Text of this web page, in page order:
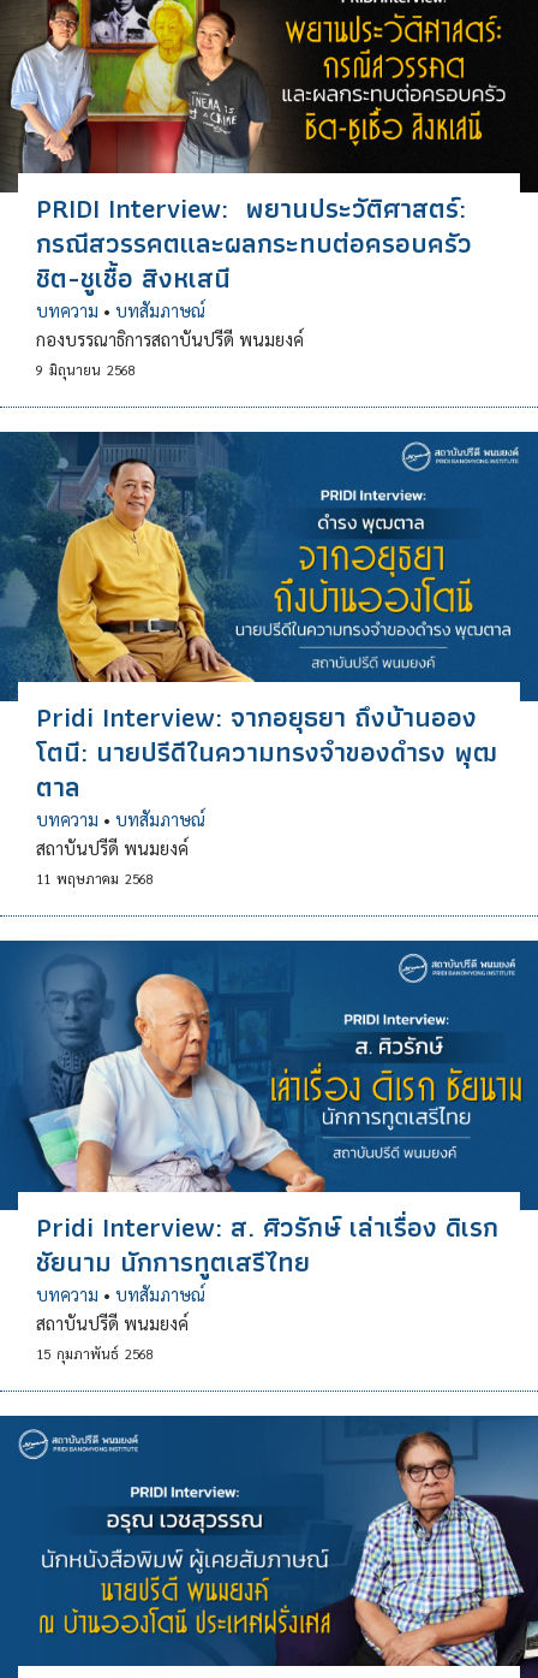
PRIDI Interview: พยานประวัติศาสตร์:
กรณีสวรรคตและผลกระทบต่อครอบครัว
ชิต-ชูเชื้อ สิงหเสนี
บทความ • บทสัมภาษณ์
กองบรรณาธิการสถาบันปรีดี พนมยงค์
9 มิถุนายน 2568
Pridi Interview: จากอยุธยา ถึงบ้านออง
โตนี: นายปรีดีในความทรงจำของดำรง พุฒ
ตาล
บทความ • บทสัมภาษณ์
สถาบันปรีดี พนมยงค์
11 พฤษภาคม 2568
Pridi Interview: ส. ศิวรักษ์ เล่าเรื่อง ดิเรก
ชัยนาม นักการทูตเสรีไทย
บทความ • บทสัมภาษณ์
สถาบันปรีดี พนมยงค์
15 กุมภาพันธ์ 2568